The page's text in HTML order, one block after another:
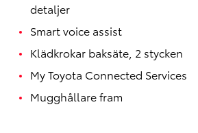
detaljer
Smart voice assist
Klädkrokar baksäte, 2 stycken
My Toyota Connected Services
Mugghållare fram